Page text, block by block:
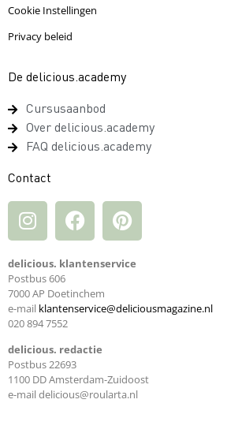
Cookie Instellingen
Privacy beleid
De delicious.academy
Cursusaanbod
Over delicious.academy
FAQ delicious.academy
Contact
delicious. klantenservice
Postbus 606
7000 AP Doetinchem
e-mail klantenservice@deliciousmagazine.nl
020 894 7552
delicious. redactie
Postbus 22693
1100 DD Amsterdam-Zuidoost
e-mail delicious@roularta.nl